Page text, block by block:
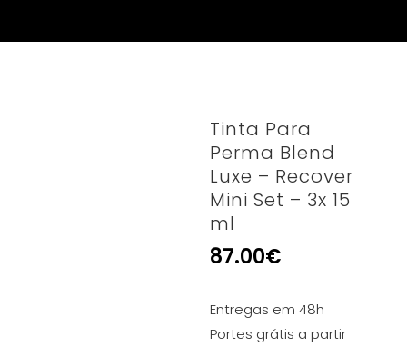
Tinta Para
Perma Blend
Luxe – Recover
Mini Set – 3x 15
ml
87.00€
Entregas em 48h
Portes grátis a partir